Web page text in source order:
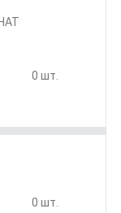
0 шт.
0 шт.